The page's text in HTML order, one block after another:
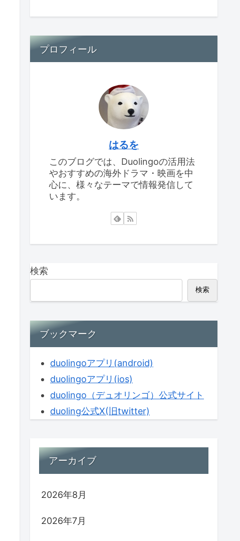
プロフィール
はるを
このブログでは、Duolingoの活用法
やおすすめの海外ドラマ・映画を中
心に、様々なテーマで情報発信して
います。
検索
検索
ブックマーク
duolingoアプリ(android)
duolingoアプリ(ios)
duolingo（デュオリンゴ）公式サイト
duoling公式X(旧twitter)
アーカイブ
2026年8月
2026年7月